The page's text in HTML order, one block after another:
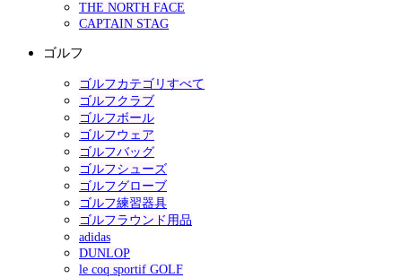
THE NORTH FACE
CAPTAIN STAG
ゴルフ
ゴルフカテゴリすべて
ゴルフクラブ
ゴルフボール
ゴルフウェア
ゴルフバッグ
ゴルフシューズ
ゴルフグローブ
ゴルフ練習器具
ゴルフラウンド用品
adidas
DUNLOP
le coq sportif GOLF